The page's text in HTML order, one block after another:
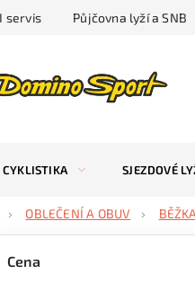
servis Půjčovna lyží a SNB
CYKLISTIKA SJEZDOVÉ
OBLEČENÍ A OBUV
Cena